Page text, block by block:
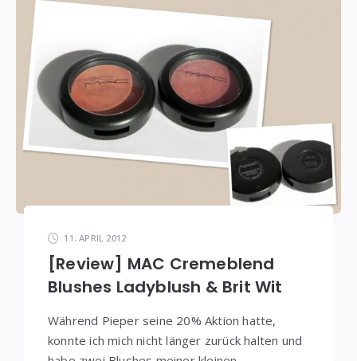
11. APRIL 2012
[Review] MAC Cremeblend
Blushes Ladyblush & Brit Wit
Während Pieper seine 20% Aktion hatte,
konnte ich mich nicht länger zurück halten und